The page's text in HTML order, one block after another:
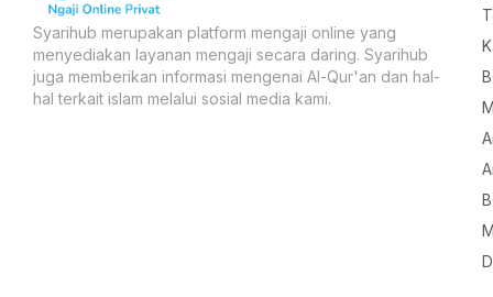
Syarihub merupakan platform mengaji online yang
menyediakan layanan mengaji secara daring. Syarihub
juga memberikan informasi mengenai Al-Qur'an dan hal-
hal terkait islam melalui sosial media kami.